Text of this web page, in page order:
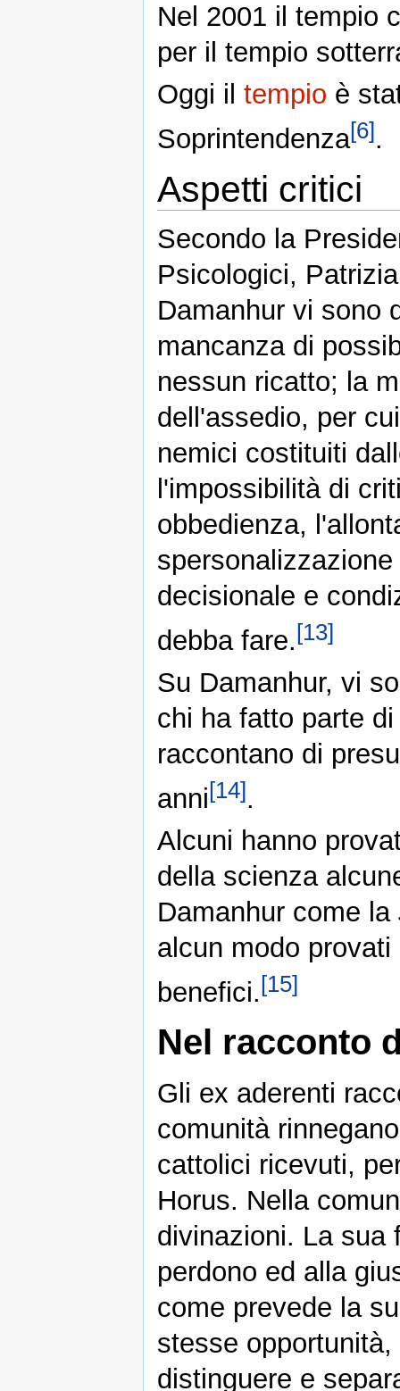
Nel 2001 il tempio
per il tempio
Oggi il tempio è
Soprintendenza[6].
Aspetti critici
Secondo la
Psicologici,
Damanhur vi sono
mancanza di
nessun ricatto; la
dell'assedio, per
nemici costituiti
l'impossibilità di
obbedienza,
decisionale e
debba fare.[13]
Su Damanhur, vi
chi ha fatto parte
raccontano di
anni[14].
Alcuni hanno
della scienza
Damanhur come la
alcun modo provati
benefici.[15]
Nel racconto
Gli ex aderenti
comunità
cattolici ricevuti,
Horus. Nella
divinazioni. La sua
perdono ed alla
come prevede la
stesse
distinguere e